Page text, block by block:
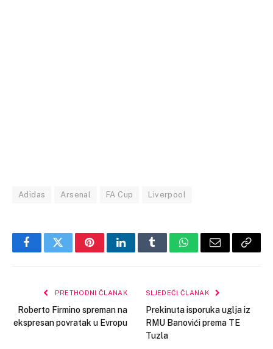
Adidas Arsenal FA Cup Liverpool
FacebookTwitterPinterestLinkedInTumblrWhatsApp
Email Copy
PRETHODNI ČLANAK
Roberto Firmino spreman na
ekspresan povratak u Evropu
SLJEDEĆI ČLANAK
Prekinuta isporuka uglja iz
RMU Banovići prema TE
Tuzla